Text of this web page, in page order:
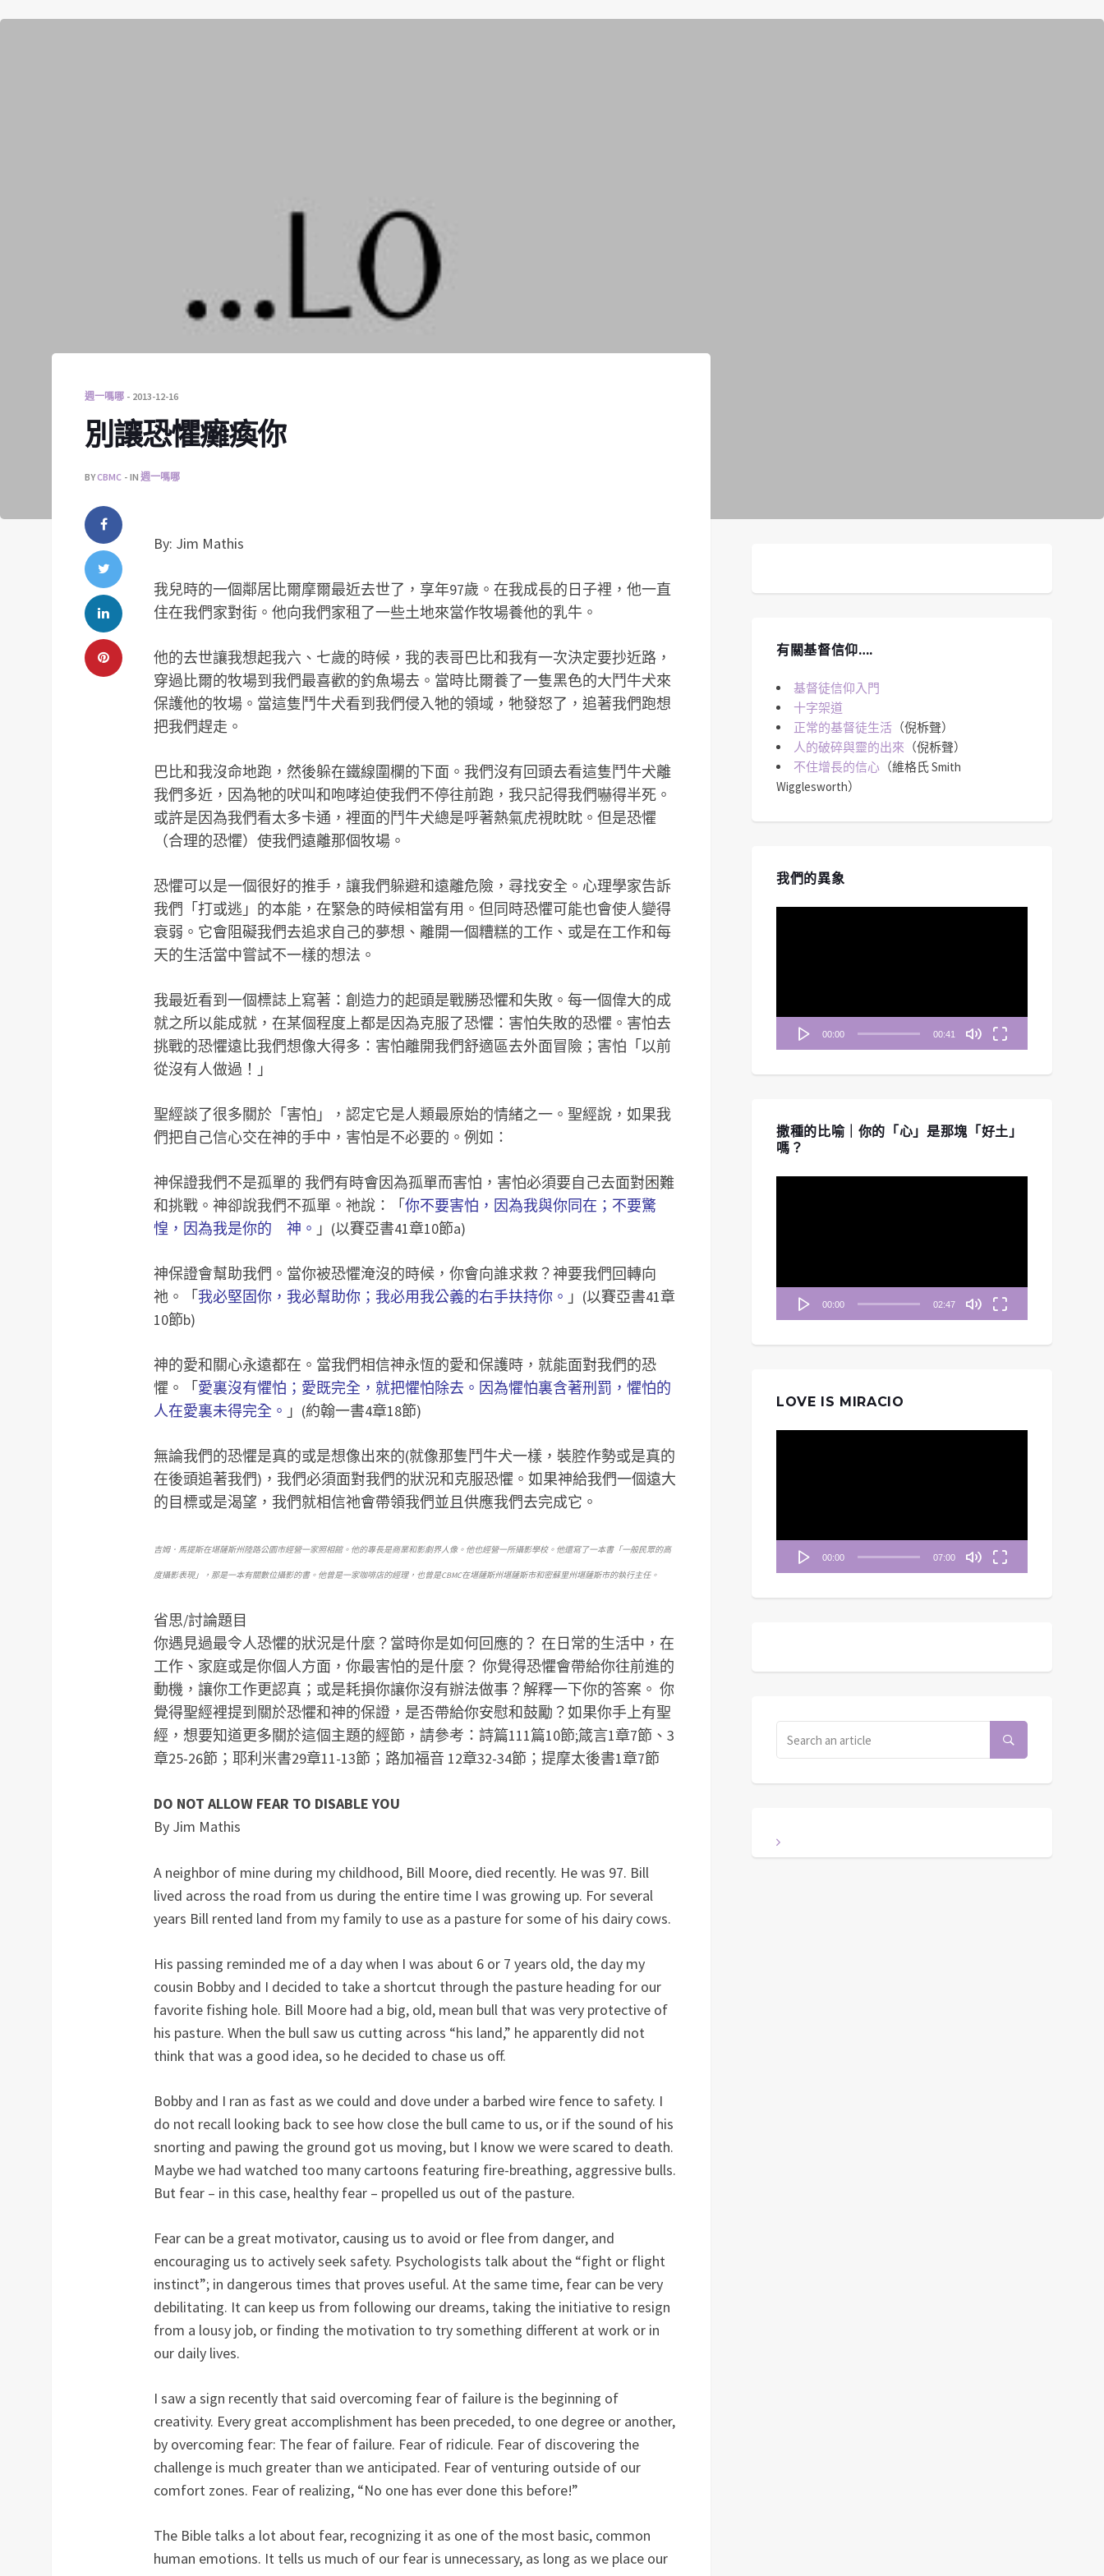
週一嗎哪 2013-12-16
別讓恐懼癱瘓你
BYCBMC IN 週一嗎哪
By: Jim Mathis
我兒時的一個鄰居比爾摩爾最近去世了，享年97歲。在我成長的日子裡，他一直
住在我們家對街。他向我們家租了一些土地來當作牧場養他的乳牛。
他的去世讓我想起我六、七歲的時候，我的表哥巴比和我有一次決定要抄近路，
穿過比爾的牧場到我們最喜歡的釣魚場去。當時比爾養了一隻黑色的大鬥牛犬來
保護他的牧場。當這隻鬥牛犬看到我們侵入牠的領域，牠發怒了，追著我們跑想
把我們趕走。
巴比和我沒命地跑，然後躲在鐵線圍欄的下面。我們沒有回頭去看這隻鬥牛犬離
我們多近，因為牠的吠叫和咆哮迫使我們不停往前跑，我只記得我們嚇得半死。
或許是因為我們看太多卡通，裡面的鬥牛犬總是呼著熱氣虎視眈眈。但是恐懼
（合理的恐懼）使我們遠離那個牧場。
恐懼可以是一個很好的推手，讓我們躲避和遠離危險，尋找安全。心理學家告訴
我們「打或逃」的本能，在緊急的時候相當有用。但同時恐懼可能也會使人變得
衰弱。它會阻礙我們去追求自己的夢想、離開一個糟糕的工作、或是在工作和每
天的生活當中嘗試不一樣的想法。
我最近看到一個標誌上寫著：創造力的起頭是戰勝恐懼和失敗。每一個偉大的成
就之所以能成就，在某個程度上都是因為克服了恐懼：害怕失敗的恐懼。害怕去
挑戰的恐懼遠比我們想像大得多：害怕離開我們舒適區去外面冒險；害怕「以前
從沒有人做過！」
聖經談了很多關於「害怕」，認定它是人類最原始的情緒之一。聖經說，如果我
們把自己信心交在神的手中，害怕是不必要的。例如：
神保證我們不是孤單的 我們有時會因為孤單而害怕，害怕必須要自己去面對困難
和挑戰。神卻說我們不孤單。祂說：「你不要害怕，因為我與你同在；不要驚
惶，因為我是你的 神。 」(以賽亞書41章10節a)
神保證會幫助我們。當你被恐懼淹沒的時候，你會向誰求救？神要我們回轉向
祂。「我必堅固你，我必幫助你；我必用我公義的右手扶持你。 」(以賽亞書41章
10節b)
神的愛和關心永遠都在。當我們相信神永恆的愛和保護時，就能面對我們的恐
懼。「愛裏沒有懼怕；愛既完全，就把懼怕除去。因為懼怕裏含著刑罰，懼怕的
人在愛裏未得完全。 」(約翰一書4章18節)
無論我們的恐懼是真的或是想像出來的(就像那隻鬥牛犬一樣，裝腔作勢或是真的
在後頭追著我們)，我們必須面對我們的狀況和克服恐懼。如果神給我們一個遠大
的目標或是渴望，我們就相信祂會帶領我們並且供應我們去完成它。
吉姆．馬提斯在堪薩斯州陸路公園市經營一家照相館。他的專長是商業和影劇界人像。他也經營一所攝影學校。他還寫了一本書「一般民眾的高
度攝影表現」，那是一本有關數位攝影的書。他曾是一家咖啡店的經理，也曾是CBMC在堪薩斯州堪薩斯市和密蘇里州堪薩斯市的執行主任。
省思/討論題目
你遇見過最令人恐懼的狀況是什麼？當時你是如何回應的？ 在日常的生活中，在
工作、家庭或是你個人方面，你最害怕的是什麼？ 你覺得恐懼會帶給你往前進的
動機，讓你工作更認真；或是耗損你讓你沒有辦法做事？解釋一下你的答案。 你
覺得聖經裡提到關於恐懼和神的保證，是否帶給你安慰和鼓勵？如果你手上有聖
經，想要知道更多關於這個主題的經節，請參考：詩篇111篇10節;箴言1章7節、3
章25-26節；耶利米書29章11-13節；路加福音 12章32-34節；提摩太後書1章7節
DO NOT ALLOW FEAR TO DISABLE YOU
By Jim Mathis
A neighbor of mine during my childhood, Bill Moore, died recently. He was 97. Bill
lived across the road from us during the entire time I was growing up. For several
years Bill rented land from my family to use as a pasture for some of his dairy cows.
His passing reminded me of a day when I was about 6 or 7 years old, the day my
cousin Bobby and I decided to take a shortcut through the pasture heading for our
favorite fishing hole. Bill Moore had a big, old, mean bull that was very protective of
his pasture. When the bull saw us cutting across “his land,” he apparently did not
think that was a good idea, so he decided to chase us off.
Bobby and I ran as fast as we could and dove under a barbed wire fence to safety. I
do not recall looking back to see how close the bull came to us, or if the sound of his
snorting and pawing the ground got us moving, but I know we were scared to death.
Maybe we had watched too many cartoons featuring fire-breathing, aggressive bulls.
But fear – in this case, healthy fear – propelled us out of the pasture.
Fear can be a great motivator, causing us to avoid or flee from danger, and
encouraging us to actively seek safety. Psychologists talk about the “fight or flight
instinct”; in dangerous times that proves useful. At the same time, fear can be very
debilitating. It can keep us from following our dreams, taking the initiative to resign
from a lousy job, or finding the motivation to try something different at work or in
our daily lives.
I saw a sign recently that said overcoming fear of failure is the beginning of
creativity. Every great accomplishment has been preceded, to one degree or another,
by overcoming fear: The fear of failure. Fear of ridicule. Fear of discovering the
challenge is much greater than we anticipated. Fear of venturing outside of our
comfort zones. Fear of realizing, “No one has ever done this before!”
The Bible talks a lot about fear, recognizing it as one of the most basic, common
human emotions. It tells us much of our fear is unnecessary, as long as we place our
有關基督信仰….
基督徒信仰入門
十字架道
正常的基督徒生活 （倪柝聲）
人的破碎與靈的出來 （倪柝聲）
不住增長的信心 （維格氏 Smith
Wigglesworth）
我們的異象
00:00 00:41
撒種的比喻｜你的「心」是那塊「好土」
嗎？
00:00 02:47
LOVE IS MIRACIO
00:00 07:00